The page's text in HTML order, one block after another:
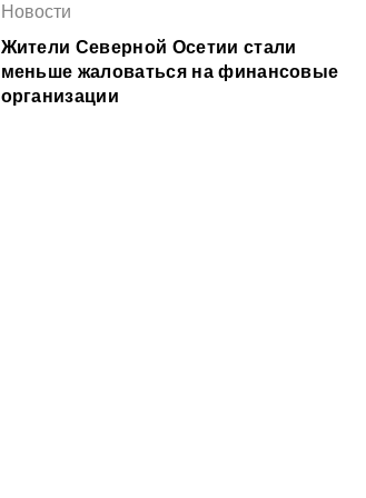
Новости
Жители Северной Осетии стали
меньше жаловаться на финансовые
организации